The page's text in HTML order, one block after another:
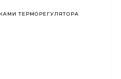
ТЕРМОРЕГУЛЯТОРА